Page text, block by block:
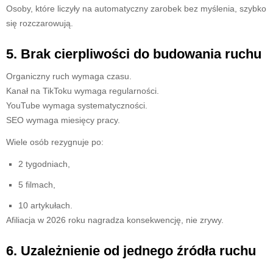
Osoby, które liczyły na automatyczny zarobek bez myślenia, szybko
się rozczarowują.
5. Brak cierpliwości do budowania ruchu
Organiczny ruch wymaga czasu.
Kanał na TikToku wymaga regularności.
YouTube wymaga systematyczności.
SEO wymaga miesięcy pracy.
Wiele osób rezygnuje po:
2 tygodniach,
5 filmach,
10 artykułach.
Afiliacja w 2026 roku nagradza konsekwencję, nie zrywy.
6. Uzależnienie od jednego źródła ruchu